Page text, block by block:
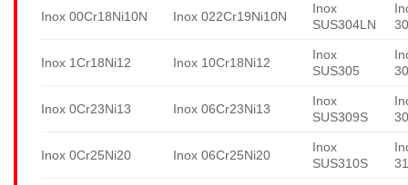
Inox 00Cr18Ni10N Inox 022Cr19Ni10N
Inox
SUS304LN
Inox 1Cr18Ni12 Inox 10Cr18Ni12
Inox
SUS305
Inox 0Cr23Ni13 Inox 06Cr23Ni13
Inox
SUS309S
Inox 0Cr25Ni20 Inox 06Cr25Ni20
Inox
SUS310S